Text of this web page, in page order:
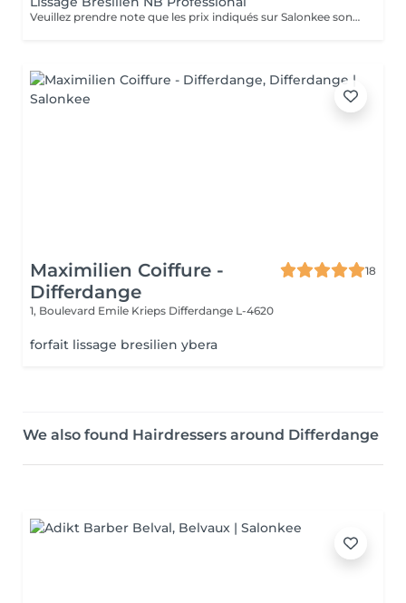
Veuillez prendre note que les prix indiqués sur Salonkee sont communiqués à titre informatif et s'entendent de base. Ces derniers sont susceptibles de varier selon le diagnostic réalisé à votre arrivée au salon et l'expertise du professionnel à qui vous confiez votre beauté. Dans tous les cas, un devis précis vous sera proposé et toutes réalisations de prestations seront effectuées avec votre accord. Un grand merci d'avance pour votre compréhension. Au plaisir de vous recevoir très vite.
Maximilien Coiffure -
Differdange
18
1, Boulevard Emile Krieps Differdange L-4620
forfait lissage bresilien ybera
We also found Hairdressers around Differdange